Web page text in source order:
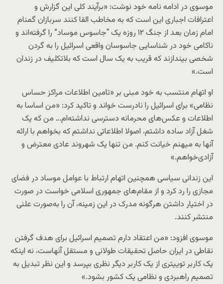
موسوی در ادامه نامه خود نوشت: «برآیند کلی این گزارش و
اعترافات اجباری این است که به مخاطب القا کنند سربازان گمنام
امام زمان بعد از جنگ ۱۲ روزه یک “جاسوس موساد” را گرفته‌اند و
ناکامی خود در شناسایی جاسوسان واقعی اسرائیل را به گردن
شخصی بیندازند که قریب به یک سال است که بلاتکلیف در زندان
است.»
او اتهام منتسب به خود مبنی بر «تامین اطلاعات مراکز حساس
نظامی» برای اسرائیل را نادرست خواند و تاکید کرد: «من اساسا به
اطلاعات و عکس‌های محرمانه دسترسی نداشته‌ام… من که یک
شغل آزاد ساده داشتم، اصولا اطلاعاتی نداشتم که بخواهم با ارائه
آنها به میهنم خیانت کنم. من تنها یک شهروند عادی معترض و
آزادی‌خواهم.»
این زندانی سیاسی همچنین اتهام ارتباط با عوامل موساد در فضای
مجازی را رد کرد و از مقام‌های جمهوری اسلامی خواست در صورت
در اختیار داشتن هرگونه مدرک در این زمینه، آن را به‌صورت علنی
منتشر کنند.
موسوی افزود: «من اعتقاد دارم تصمیم اسرائیل برای هدف گرفتن
نقاطی در ایران حاصل تحقیقات طولانی و مستقل آنهاست، نه اینکه
یک کاربر توییتری از یک کاربر دیگر نظری بپرسد و این نظر تبدیل به
تصمیم راهبردی و نظامی یک کشور بشود.»